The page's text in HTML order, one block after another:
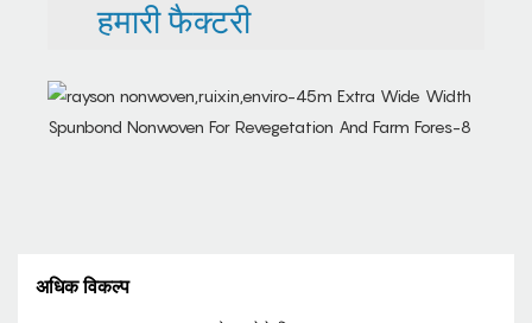
हमारी फैक्टरी
अधिक विकल्प